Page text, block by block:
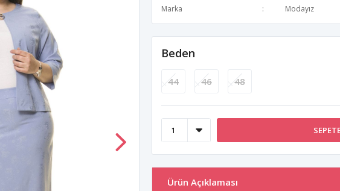
Marka Modayız
Beden
44 46 48
Ürün Açıklaması